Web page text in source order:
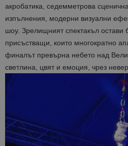
акробатика, седемметрова
изпълнения, модерни визуални
шоу. Зрелищният спектакъл остави
присъстващи, които многократно
финалът превърна небето над
светлина, цвят и емоция, чрез